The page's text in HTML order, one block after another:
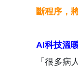
斷程序，
AI科技溫
「很多